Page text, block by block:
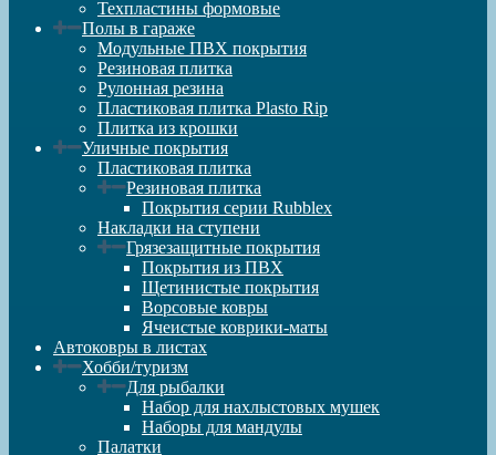
Техпластины формовые
Полы в гараже
Модульные ПВХ покрытия
Резиновая плитка
Рулонная резина
Пластиковая плитка Plasto Rip
Плитка из крошки
Уличные покрытия
Пластиковая плитка
Резиновая плитка
Покрытия серии Rubblex
Накладки на ступени
Грязезащитные покрытия
Покрытия из ПВХ
Щетинистые покрытия
Ворсовые ковры
Ячеистые коврики-маты
Автоковры в листах
Хобби/туризм
Для рыбалки
Набор для нахлыстовых мушек
Наборы для мандулы
Палатки